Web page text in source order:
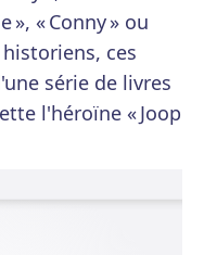
», « Conny » ou
historiens, ces
série de livres
l'héroïne « Joop